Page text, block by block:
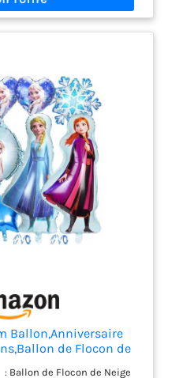
【Matériaux de
de fête, tasses, serviettes,
pour les fêtes d'enfants.
Cet ensemble de ballons
des enfants présente des
personnages de dessins
de flocons de neige doux.
un bon moment de fête
ensemble d'accessoires
【Facile à décorer】
des bannières et des
les installer sur les murs et
la fête, ces motifs mignons
à la fête, attireront
fêtes à thème, etc.
Ballon,Anniversaire
de Flocon de
en
: Ballon de Flocon de Neige